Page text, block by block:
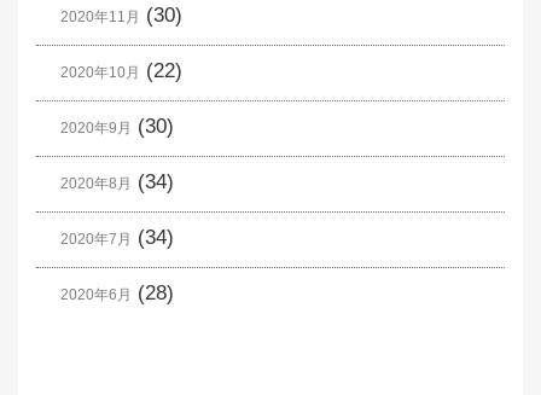
2020年11月 (30)
2020年10月 (22)
2020年9月 (30)
2020年8月 (34)
2020年7月 (34)
2020年6月 (28)